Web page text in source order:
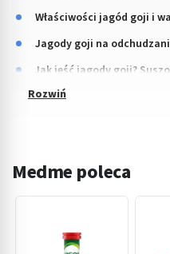
Właściwości jagód goji i
Jagody goji na
Jak jeść jagody goji?
Medme poleca